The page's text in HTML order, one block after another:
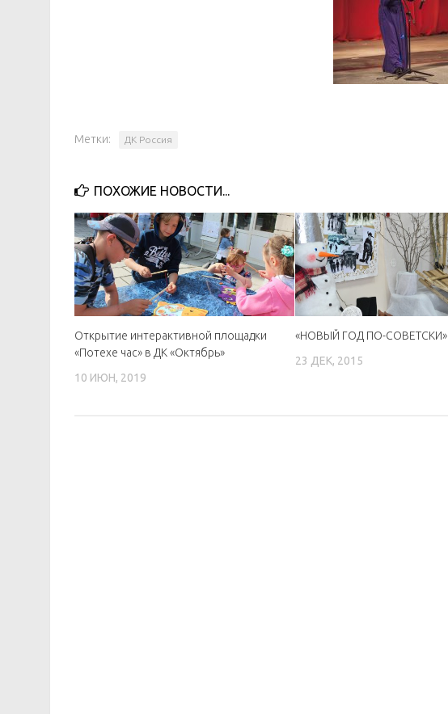
Метки: ДК Россия
ПОХОЖИЕ НОВОСТИ...
Открытие интерактивной площадки
«Потехе час» в ДК «Октябрь»
10 ИЮН, 2019
«НОВЫЙ ГОД ПО-СОВЕТСКИ»
23 ДЕК, 2015